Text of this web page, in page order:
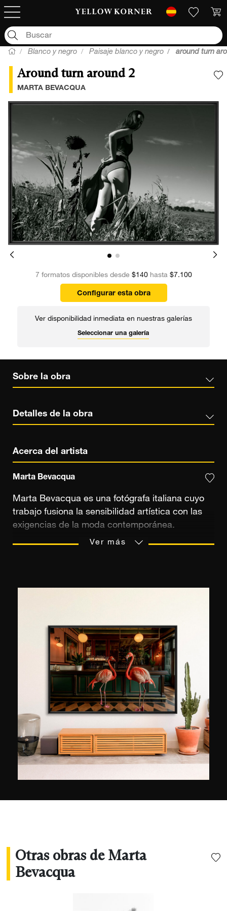
Blanco y negro Paisaje blanco y negro around turn
Around turn around 2
MARTA BEVACQUA
7 formatos disponibles desde $140hasta $7.100
Configurar esta obra
Ver disponibilidad inmediata en nuestras galerías
Seleccionar una galería
Sobre la obra
Detalles de la obra
Acerca del artista
Marta Bevacqua
Marta Bevacqua es una fotógrafa italiana cuyo
trabajo fusiona la sensibilidad artística con las
exigencias de la moda contemporánea.
Descubrió la fotografía en el instituto, creando
carrera internacional, colaborando con marcas
como Dior, Vichy y La Perla, y publicaciones
como Vogue y Harper's Bazaar. Además de su
trabajo fotográfico, explora el vídeo y proyectos
personales, desarrollando un estilo visual único,
íntimo y cinematográfico a la vez.
Ver más
Otras obras de Marta
Bevacqua